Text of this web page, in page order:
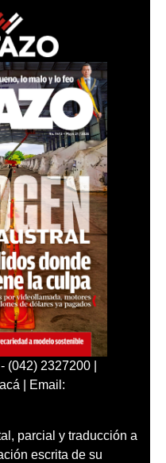
(042) 2327200 |
| Email:
parcial y traducción a
escrita de su